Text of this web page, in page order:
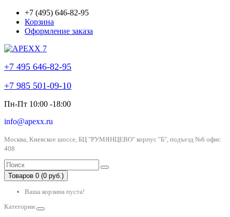
+7 (495) 646-82-95
Корзина
Оформление заказа
+7 495 646-82-95
+7 985 501-09-10
Пн-Пт 10:00 -18:00
info@apexx.ru
Москва, Киевское шоссе, БЦ "РУМЯНЦЕВО" корпус "Б", подъезд №6 офис
408
Товаров 0 (0 руб.)
Ваша корзина пуста!
Категории